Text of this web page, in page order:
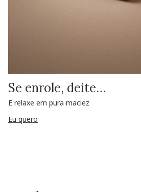
Se enrole, deite…
E relaxe em pura maciez
Eu quero